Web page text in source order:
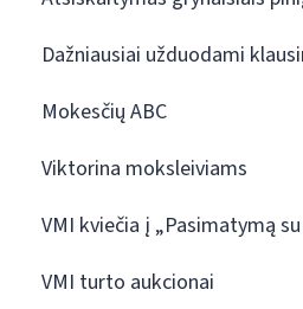
Dažniausiai užduodami
Mokesčių ABC
Viktorina moksleiviams
VMI kviečia į „Pasimatymą
VMI turto aukcionai